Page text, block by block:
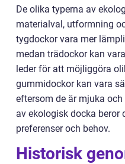
De olika typerna av
materialval, utformning
tygdockor vara mer
medan trädockor kan
leder för att möjliggöra
gummidockor kan vara
eftersom de är mjuka
av ekologisk docka beror
preferenser och behov.
Historisk